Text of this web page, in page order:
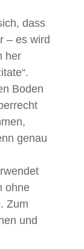
dass
– es wird
her
Boden
genau
ohne
Zum
und